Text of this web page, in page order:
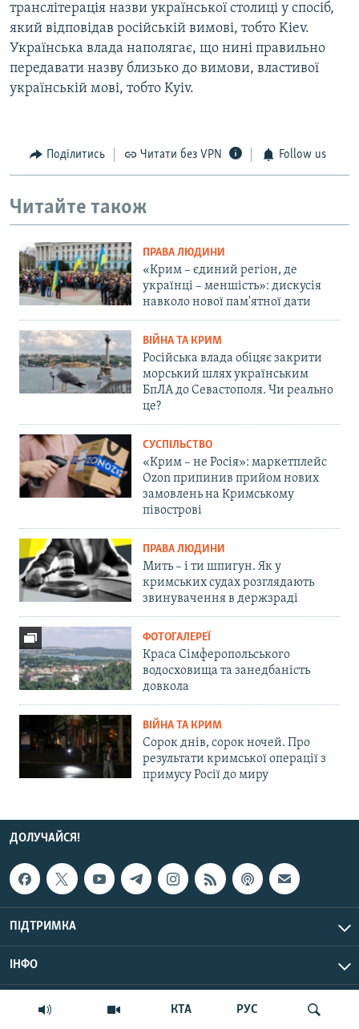
КТА РУС
транслітерація назви української столиці у спосіб,
який відповідав російській вимові, тобто Kiev.
Українська влада наполягає, що нині правильно
передавати назву близько до вимови, властивої
українській мові, тобто Kyiv.
Поділитись Читати без VPN Follow us
Читайте також
ПРАВА ЛЮДИНИ
«Крим – єдиний регіон, де
українці – меншість»: дискусія
навколо нової пам'ятної дати
ВІЙНА ТА КРИМ
Російська влада обіцяє закрити
морський шлях українським
БпЛА до Севастополя. Чи реально
це?
СУСПІЛЬСТВО
«Крим – не Росія»: маркетплейс
Ozon припинив прийом нових
замовлень на Кримському
півострові
ПРАВА ЛЮДИНИ
Мить – і ти шпигун. Як у
кримських судах розглядають
звинувачення в держзраді
ФОТОГАЛЕРЕЇ
Краса Сімферопольського
водосховища та занедбаність
довкола
ВІЙНА ТА КРИМ
Сорок днів, сорок ночей. Про
результати кримської операції з
примусу Росії до миру
ДОЛУЧАЙСЯ!
ПІДТРИМКА
ІНФО
© Крим.Реалії, 2026 | Усі права застережено.